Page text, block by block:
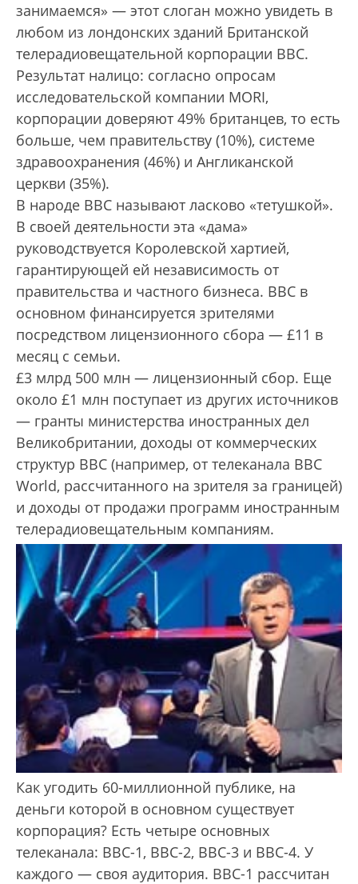
занимаемся» — этот слоган можно увидеть в
любом из лондонских зданий Британской
телерадиовещательной корпорации BBC.
Результат налицо: согласно опросам
исследовательской компании MORI,
корпорации доверяют 49% британцев, то есть
больше, чем правительству (10%), системе
здравоохранения (46%) и Англиканской
церкви (35%).
В народе BBC называют ласково «тетушкой».
В своей деятельности эта «дама»
руководствуется Королевской хартией,
гарантирующей ей независимость от
правительства и частного бизнеса. BBC в
основном финансируется зрителями
посредством лицензионного сбора — £11 в
месяц с семьи.
£3 млрд 500 млн — лицензионный сбор. Еще
около £1 млн поступает из других источников
— гранты министерства иностранных дел
Великобритании, доходы от коммерческих
структур BBC (например, от телеканала BBC
World, рассчитанного на зрителя за границей)
и доходы от продажи программ иностранным
телерадиовещательным компаниям.
Как угодить 60-миллионной публике, на
деньги которой в основном существует
корпорация? Есть четыре основных
телеканала: BBC-1, BBC-2, BBC-3 и BBC-4. У
каждого — своя аудитория. BBC-1 рассчитан